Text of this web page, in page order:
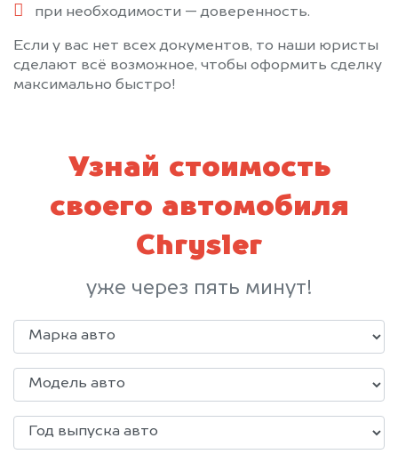
при необходимости — доверенность.
Если у вас нет всех документов, то наши юристы
сделают всё возможное, чтобы оформить сделку
максимально быстро!
Узнай стоимость
своего автомобиля
Chrysler
уже через пять минут!